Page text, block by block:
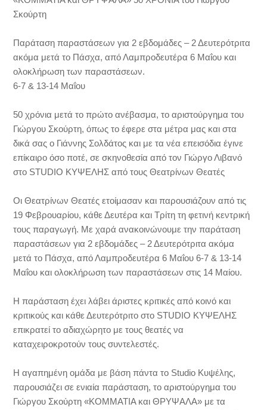
Σκούρτη
Παράταση παραστάσεων για 2 εβδομάδες – 2 Δευτερότριτα
ακόμα μετά το Πάσχα, από Λαμπροδευτέρα 6 Μαΐου και
ολοκλήρωση των παραστάσεων.
6-7 & 13-14 Μαΐου
50 χρόνια μετά το πρώτο ανέβασμα, το αριστούργημα του
Γιώργου Σκούρτη, όπως το έφερε στα μέτρα μας και στα
δικά σας ο Γιάννης Σολδάτος και με τα νέα επεισόδια έγινε
επίκαιρο όσο ποτέ, σε σκηνοθεσία από τον Γιώργο Λιβανό
στο STUDIO ΚΥΨΕΛΗΣ από τους Θεατρίνων Θεατές
Οι Θεατρίνων Θεατές ετοίμασαν και παρουσιάζουν από τις
19 Φεβρουαρίου, κάθε Δευτέρα και Τρίτη τη φετινή κεντρική
τους παραγωγή. Με χαρά ανακοινώνουμε την παράταση
παραστάσεων για 2 εβδομάδες – 2 Δευτερότριτα ακόμα
μετά το Πάσχα, από Λαμπροδευτέρα 6 Μαΐου 6-7 & 13-14
Μαΐου και ολοκλήρωση των παραστάσεων στις 14 Μαίου.
Η παράσταση έχει λάβει άριστες κριτικές από κοινό και
κριτικούς και κάθε Δευτερότριτο στο STUDIO ΚΥΨΕΛΗΣ
επικρατεί το αδιαχώρητο με τους θεατές να
καταχειροκροτούν τους συντελεστές.
Η αγαπημένη ομάδα με βάση πάντα το Studio Κυψέλης,
παρουσιάζει σε ενιαία παράσταση, το αριστούργημα του
Γιώργου Σκούρτη «ΚΟΜΜΑΤΙΑ και ΘΡΥΨΑΛΑ» με τα